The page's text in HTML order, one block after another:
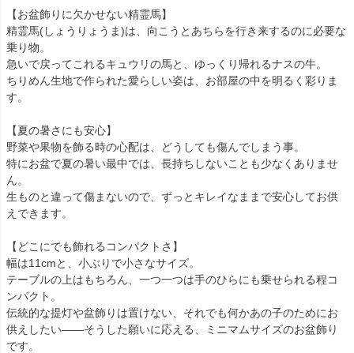
【お盆飾りに欠かせない精霊馬】
精霊馬(しょうりょうま)は、向こうとあちらを行き来するのに必要な
乗り物。
急いで戻ってこれるキュウリの馬と、ゆっくり帰れるナスの牛。
ちりめん生地で作られた愛らしい姿は、お部屋の中を明るく彩りま
す。
【夏の暑さにも安心】
野菜や果物を飾る時の心配は、どうしても傷んでしまう事。
特にお盆で夏の暑い最中では、長持ちしないことも少なくありませ
ん。
生ものと違って傷まないので、ずっとキレイなままで安心してお供
えできます。
【どこにでも飾れるコンパクトさ】
幅は11cmと、小ぶりで小さなサイズ。
テーブルの上はもちろん、一つ一つは手のひらにも乗せられる程コ
ンパクト。
伝統的な提灯や盆飾りは置けない、それでも何かあの子のためにお
供えしたい――そうした願いに応える、ミニマムサイズのお盆飾り
です。